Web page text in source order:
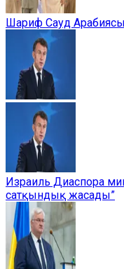
Шариф Сауд
Израиль Диаспора
сатқындық жасады”